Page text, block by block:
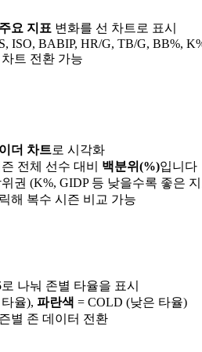
요 지표 변화를 선 차트로 표시
ISO, BABIP, HR/G, TB/G, BB%,
트 전환 가능
더 차트로 시각화
전체 선수 대비 백분위(%)입니다
권 (K%, GIDP 등 낮을수록 좋은
해 복수 시즌 비교 가능
로 나눠 존별 타율을 표시
율), 파란색 = COLD (낮은 타율)
별 존 데이터 전환